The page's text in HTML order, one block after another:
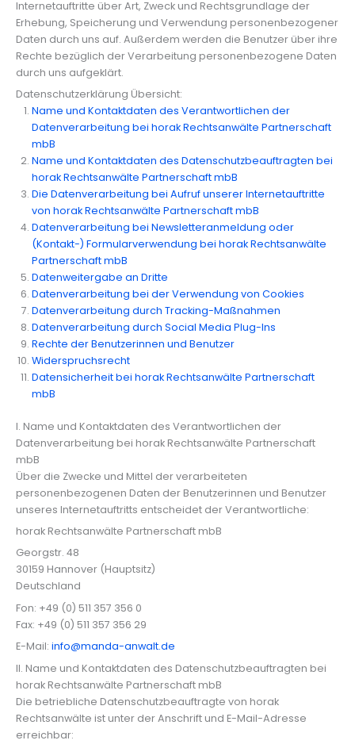
Internetauftritte über Art, Zweck und Rechtsgrundlage der
Erhebung, Speicherung und Verwendung personenbezogener
Daten durch uns auf. Außerdem werden die Benutzer über ihre
Rechte bezüglich der Verarbeitung personenbezogene Daten
durch uns aufgeklärt.
Datenschutzerklärung Übersicht:
Name und Kontaktdaten des Verantwortlichen der
Datenverarbeitung bei horak Rechtsanwälte Partnerschaft
mbB
Name und Kontaktdaten des Datenschutzbeauftragten bei
horak Rechtsanwälte Partnerschaft mbB
Die Datenverarbeitung bei Aufruf unserer Internetauftritte
von horak Rechtsanwälte Partnerschaft mbB
Datenverarbeitung bei Newsletteranmeldung oder
(Kontakt-) Formularverwendung bei horak Rechtsanwälte
Partnerschaft mbB
Datenweitergabe an Dritte
Datenverarbeitung bei der Verwendung von Cookies
Datenverarbeitung durch Tracking-Maßnahmen
Datenverarbeitung durch Social Media Plug-Ins
Rechte der Benutzerinnen und Benutzer
Widerspruchsrecht
Datensicherheit bei horak Rechtsanwälte Partnerschaft
mbB
I. Name und Kontaktdaten des Verantwortlichen der
Datenverarbeitung bei horak Rechtsanwälte Partnerschaft
mbB
Über die Zwecke und Mittel der verarbeiteten
personenbezogenen Daten der Benutzerinnen und Benutzer
unseres Internetauftritts entscheidet der Verantwortliche:
horak Rechtsanwälte Partnerschaft mbB
Georgstr. 48
30159 Hannover (Hauptsitz)
Deutschland
Fon: +49 (0) 511 357 356 0
Fax: +49 (0) 511 357 356 29
E-Mail: info@manda-anwalt.de
II. Name und Kontaktdaten des Datenschutzbeauftragten bei
horak Rechtsanwälte Partnerschaft mbB
Die betriebliche Datenschutzbeauftragte von horak
Rechtsanwälte ist unter der Anschrift und E-Mail-Adresse
erreichbar: